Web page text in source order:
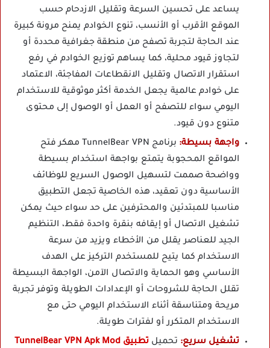
يساعد على تحسين السرعة وتقليل الازدحام حسب
الموقع الأقرب أو الأنسب، تنوع الخوادم يمنح مرونة كبيرة
عند الحاجة لتجربة تصفح من منطقة جغرافية محددة أو
لتجاوز قيود محلية، كما يساهم توزيع الخوادم في رفع
استقرار الاتصال وتقليل الانقطاعات المفاجئة، الاعتماد
على خوادم عالمية يجعل الخدمة أكثر موثوقية للاستخدام
اليومي سواء للتصفح أو العمل أو الوصول إلى محتوى
متنوع دون قيود.
واجهة بسيطة:
برنامج TunnelBear VPN مهكر فتح
المواقع المحجوبة يتمتع بواجهة استخدام بسيطة
وواضحة صممت لتسهيل الوصول السريع للوظائف
الأساسية دون تعقيد، هذه الخاصية تجعل التطبيق
مناسبا للمبتدئين والمحترفين على حد سواء حيث يمكن
تشغيل الاتصال أو إيقافه بنقرة واحدة فقط، التنظيم
الجيد للعناصر يقلل من الأخطاء ويزيد من سرعة
الاستخدام كما يتيح للمستخدم التركيز على الهدف
الأساسي وهو الحماية والاتصال الآمن، الواجهة البسيطة
تقلل الحاجة للشروحات أو الإعدادات الطويلة وتوفر تجربة
مريحة ومتناسقة أثناء الاستخدام اليومي حتى مع
الاستخدام المتكرر أو لفترات طويلة.
تشغيل سريع: تحميل
تطبيق TunnelBear VPN Apk Mod